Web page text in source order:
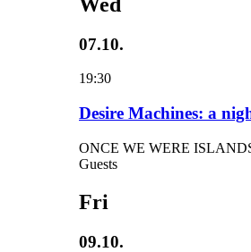
07.10.
19:30
Desire Machines: a
ONCE WE WERE
Guests
Fri
09.10.